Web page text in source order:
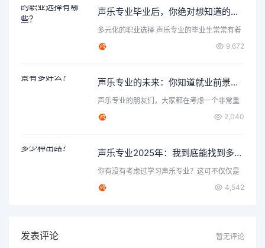
声乐专业毕业后，你绝对想知道的职业选择有哪些？
多元化的职业选择 声乐专业的毕业生常常有着
丰富的表达力和创造…
9,672
声乐专业的未来：你知道就业前景有多好么？
声乐专业的朋友们，大家都在考虑一个非常重
要的问题，那就是声乐…
2,040
声乐专业2025年：我到底能找到多少种出路？
你有没有考虑过学习声乐专业？这可不仅仅是
唱歌那么简单，背后隐…
4,542
发表评论 暂无评论